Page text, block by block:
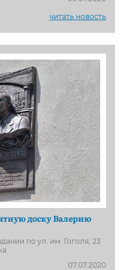
читать новость
доску Валерию
по ул. им. Гоголя, 23
07.07.2020